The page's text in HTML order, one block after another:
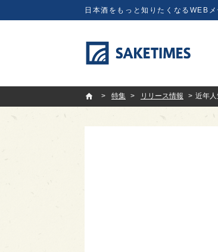
日本酒をもっと知りたくなるWEBメ
SAKETIMES
特集
リリース情報 近年